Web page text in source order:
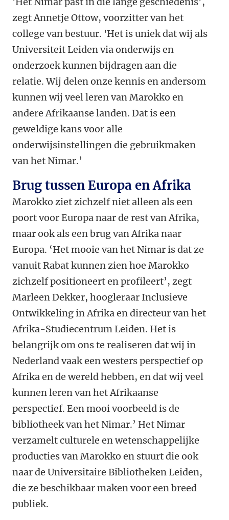
zegt Annetje Ottow, voorzitter van het
college van bestuur. 'Het is uniek dat wij als
Universiteit Leiden via onderwijs en
onderzoek kunnen bijdragen aan die
relatie. Wij delen onze kennis en andersom
kunnen wij veel leren van Marokko en
andere Afrikaanse landen. Dat is een
geweldige kans voor alle
onderwijsinstellingen die gebruikmaken
van het Nimar.’
Brug tussen Europa en Afrika
Marokko ziet zichzelf niet alleen als een
poort voor Europa naar de rest van Afrika,
maar ook als een brug van Afrika naar
Europa. ‘Het mooie van het Nimar is dat ze
vanuit Rabat kunnen zien hoe Marokko
zichzelf positioneert en profileert’, zegt
Marleen Dekker, hoogleraar Inclusieve
Ontwikkeling in Afrika en directeur van het
Afrika-Studiecentrum Leiden. Het is
belangrijk om ons te realiseren dat wij in
Nederland vaak een westers perspectief op
Afrika en de wereld hebben, en dat wij veel
kunnen leren van het Afrikaanse
perspectief. Een mooi voorbeeld is de
bibliotheek van het Nimar.’ Het Nimar
verzamelt culturele en wetenschappelijke
producties van Marokko en stuurt die ook
naar de Universitaire Bibliotheken Leiden,
die ze beschikbaar maken voor een breed
publiek.